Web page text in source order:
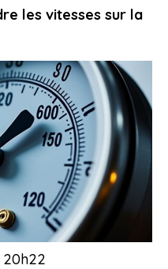
les vitesses sur la
20h22